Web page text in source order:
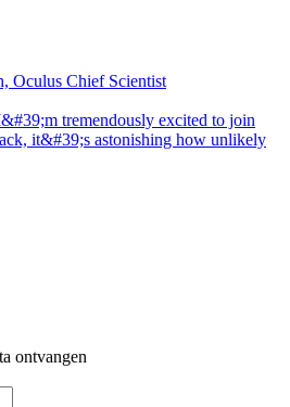
Oculus Chief Scientist
tremendously excited to join
it&#39;s astonishing how unlikely
ontvangen